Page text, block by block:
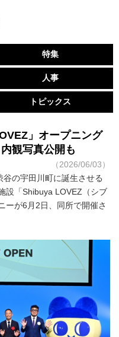
特集
人事
トピックス
」オープニング
観写真公開も
（2026/06/03）
の宇田川町に誕生させる
設「Shibuya LOVEZ（シブ
ーが6月2日、同所で開催さ